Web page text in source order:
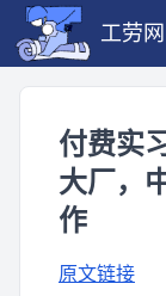
工劳网
付费实
大厂，
作
原文链接